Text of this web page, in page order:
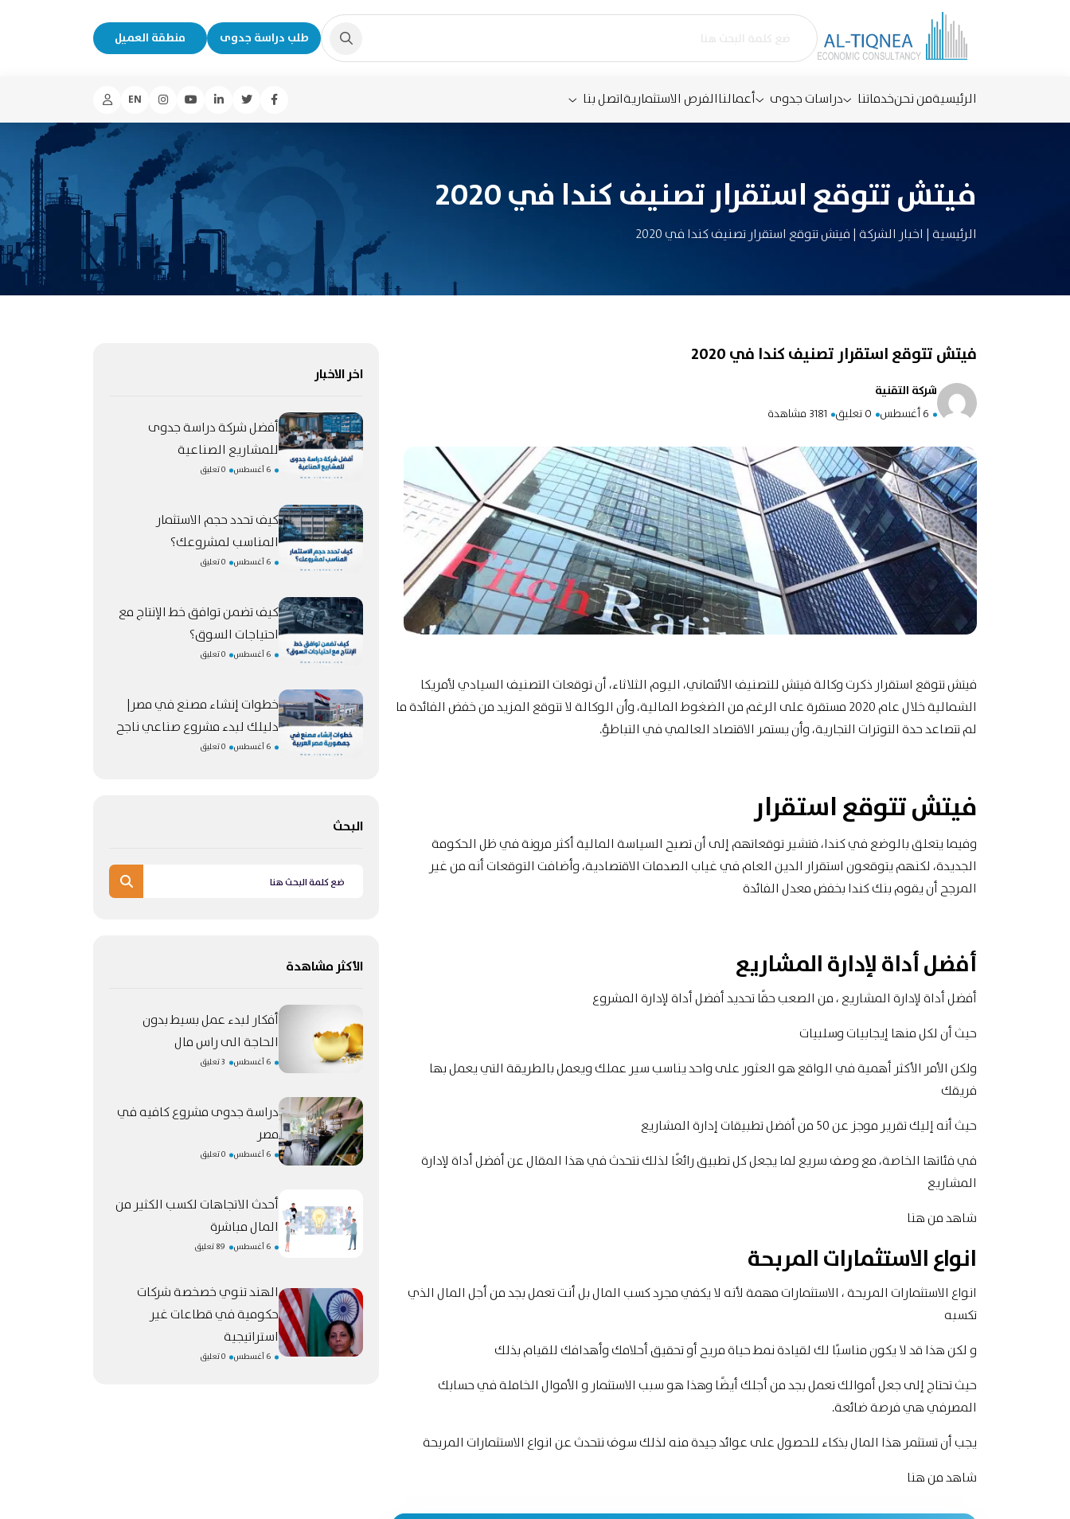
طلب دراسة جدوى منطقة العميل
الرئيسيةمن نحنخدماتنا دراسات جدوى أعمالناالفرص الاستثماريةاتصل بنا EN
فيتش تتوقع استقرار تصنيف كندا في 2020
الرئيسية | اخبار الشركة | فيتش تتوقع استقرار تصنيف كندا في 2020
فيتش تتوقع استقرار تصنيف كندا في 2020
شركة التقنية
6 أغسطس
0 تعليق 3181 مشاهدة
فيتش تتوقع استقرار ذكرت وكالة فيتش للتصنيف الائتماني، اليوم الثلاثاء، أن توقعات التصنيف السيادي لأمريكا
الشمالية خلال عام 2020 مستقرة على الرغم من الضغوط المالية، وأن الوكالة لا تتوقع المزيد من خفض الفائدة ما
لم تتصاعد حدة التوترات التجارية، وأن يستمر الاقتصاد العالمي في التباطؤ.
فيتش تتوقع استقرار
وفيما يتعلق بالوضع في كندا، فتشير توقعاتهم إلى أن تصبح السياسة المالية أكثر مرونة في ظل الحكومة
الجديدة، لكنهم يتوقعون استقرار الدين العام في غياب الصدمات الاقتصادية، وأضافت التوقعات أنه من غير
المرجح أن يقوم بنك كندا بخفض معدل الفائدة
أفضل أداة لإدارة المشاريع
أفضل أداة لإدارة المشاريع ، من الصعب حقًا تحديد أفضل أداة لإدارة المشروع
حيث أن لكل منها إيجابيات وسلبيات
ولكن الأمر الأكثر أهمية في الواقع هو العثور على واحد يناسب سير عملك ويعمل بالطريقة التي يعمل بها
فريقك
حيث أنه إليك تقرير موجز عن 50 من أفضل تطبيقات إدارة المشاريع
في فئاتها الخاصة، مع وصف سريع لما يجعل كل تطبيق رائعًا لذلك نتحدث في هذا المقال عن أفضل أداة لإدارة
المشاريع
شاهدمن هنا
انواع الاستثمارات المربحة
انواع الاستثمارات المربحة ، الاستثمارات مهمة لأنه لا يكفي مجرد كسب المال بل أنت تعمل بجد من أجل المال الذي
تكسبه
و لكن هذا قد لا يكون مناسبًا لك لقيادة نمط حياة مريح أو تحقيق أحلامك وأهدافك للقيام بذلك
حيث تحتاج إلى جعل أموالك تعمل بجد من أجلك أيضًا وهذا هو سبب الاستثمار و الأموال الخاملة في حسابك
المصرفي هي فرصة ضائعة.
يجب أن تستثمر هذا المال بذكاء للحصول على عوائد جيدة منه لذلك سوف نتحدث عن انواع الاستثمارات المربحة
شاهدمن هنا
اخر الاخبار
أفضل شركة دراسة جدوى
للمشاريع الصناعية
6 أغسطس 0 تعليق
كيف تحدد حجم الاستثمار
المناسب لمشروعك؟
6 أغسطس 0 تعليق
كيف تضمن توافق خط الإنتاج مع
احتياجات السوق؟
6 أغسطس 0 تعليق
خطوات إنشاء مصنع في مصر|
دليلك لبدء مشروع صناعي ناجح
6 أغسطس 0 تعليق
البحث
الأكثر مشاهدة
أفكار لبدء عمل بسيط بدون
الحاجة الى راس مال
6 أغسطس 3 تعليق
دراسة جدوى مشروع كافيه في
مصر
6 أغسطس 0 تعليق
أحدث الاتجاهات لكسب الكثير من
المال مباشرة
6 أغسطس 89 تعليق
الهند تنوي خصخصة شركات
حكومية في قطاعات غير
استراتيجية
6 أغسطس 0 تعليق